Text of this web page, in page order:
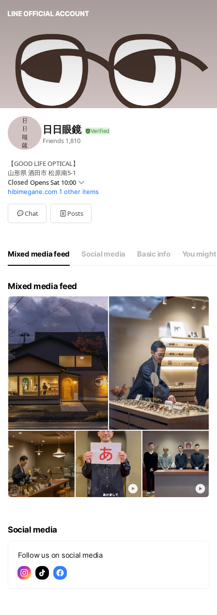
日日眼鏡
Friends 1,810
【GOOD LIFE OPTICAL】
山形県 酒田市 松原南5-1
Closed Opens Sat 10:00
Sun10:00 - 19:00
Mon10:00 - 19:00
Tue10:00 - 19:00
WedClosed
Sat
10:00 - 19:00
水曜日＋第2第4木曜日 定休
hibimegane.com 1 other items
Chat Posts
Mixed media feed Social media Basic info You
Mixed media feed
Social media
Follow us on social media